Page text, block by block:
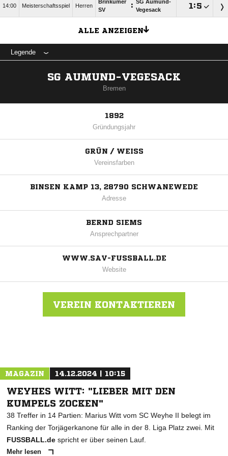
14:00 Meisterschaftsspiel Herren
Brinkumer
SV
: SG Aumund-
Vegesack
:
ALLE ANZEIGEN
Legende
SG AUMUND-VEGESACK
Bremen
1892
Gründungsjahr
GRÜN / WEISS
Vereinsfarben
BINSEN KAMP 13, 28790 SCHWANEWEDE
Adresse
BERND SIEMS
Ansprechpartner
WWW.SAV-FUSSBALL.DE
Website
VEREIN KONTAKTIEREN
MAGAZIN 14.12.2024 | 10:15
WEYHES WITT: "LIEBER MIT DEN
KUMPELS ZOCKEN"
38 Treffer in 14 Partien: Marius Witt vom SC Weyhe II belegt im
Ranking der Torjägerkanone für alle in der 8. Liga Platz zwei. Mit
FUSSBALL.de spricht er über seinen Lauf.
Mehr lesen